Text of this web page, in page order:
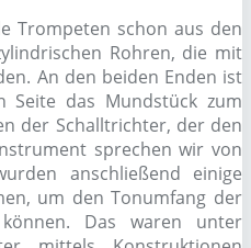
Trompeten schon aus den
Rohren, die mit
An den beiden Enden ist
Seite das Mundstück zum
der Schalltrichter, der den
sprechen wir von
anschließend einige
um den Tonumfang der
Das waren unter